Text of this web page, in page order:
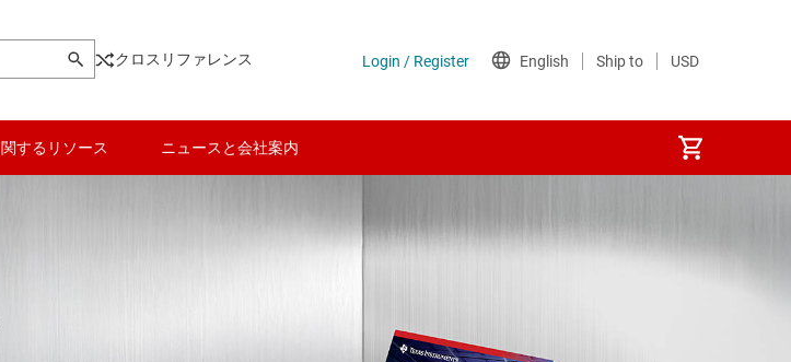
クロスリファレンス
するリソース ニュースと会社案内
世代シ